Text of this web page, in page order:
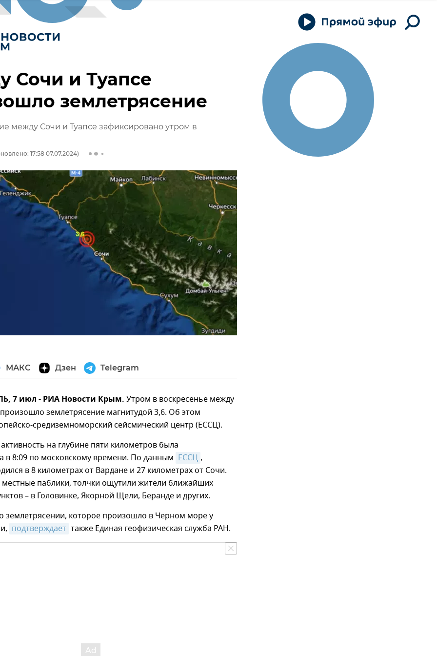
Сочи и Туапсе
землетрясение
между Сочи и Туапсе зафиксировано утром в
17:58 07.07.2024)
МАКС Дзен Telegram
7 июл - РИА Новости Крым. Утром в воскресенье между
землетрясение магнитудой 3,6. Об этом
средиземноморский сейсмический центр (ЕССЦ).
на глубине пяти километров была
в 8:09 по московскому времени. По данным ЕССЦ ,
в 8 километрах от Вардане и 27 километрах от Сочи.
паблики, толчки ощутили жители ближайших
– в Головинке, Якорной Щели, Беранде и других.
которое произошло в Черном море у
подтверждает также Единая геофизическая служба РАН.